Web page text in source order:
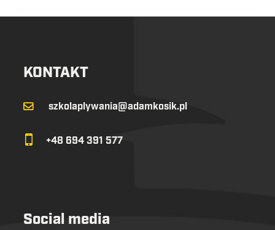
KONTAKT
szkolaplywania@adamkosik.pl
+48 694 391 577
Social media